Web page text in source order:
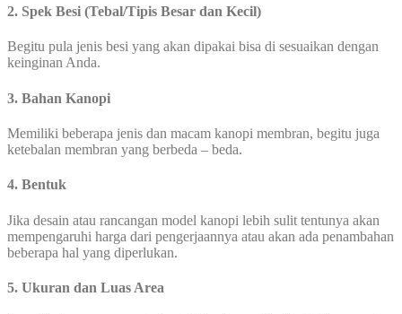
2. Spek Besi (Tebal/Tipis Besar dan Kecil)
Begitu pula jenis besi yang akan dipakai bisa di sesuaikan dengan
keinginan Anda.
3. Bahan Kanopi
Memiliki beberapa jenis dan macam kanopi membran, begitu juga
ketebalan membran yang berbeda – beda.
4. Bentuk
Jika desain atau rancangan model kanopi lebih sulit tentunya akan
mempengaruhi harga dari pengerjaannya atau akan ada penambahan
beberapa hal yang diperlukan.
5. Ukuran dan Luas Area